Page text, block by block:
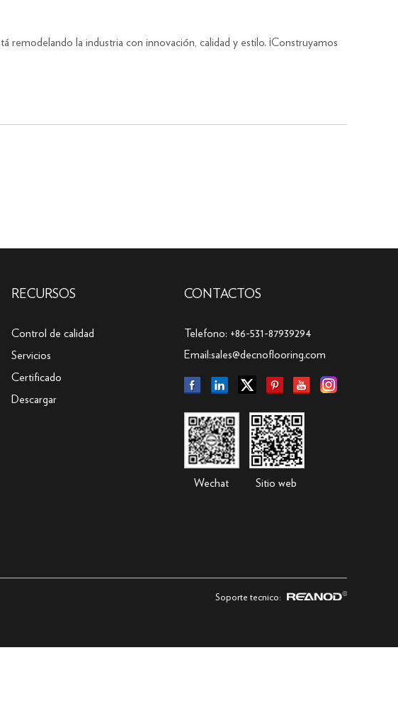
remodelando la industria con innovación, calidad y estilo. ¡Construyamos
RECURSOS
Control de calidad
Servicios
Certificado
Descargar
CONTACTOS
Telefono: +86-531-87939294
Email:sales@decnoflooring.com
Wechat Sitio web
Soporte tecnico: